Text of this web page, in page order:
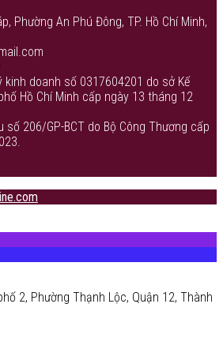
Phường An Phú Đông, TP. Hồ Chí Minh,
kinh doanh số 0317604201 do sở Kế
Hồ Chí Minh cấp ngày 13 tháng 12
số 206/GP-BCT do Bộ Công Thương cấp
2, Phường Thạnh Lộc, Quận 12, Thành